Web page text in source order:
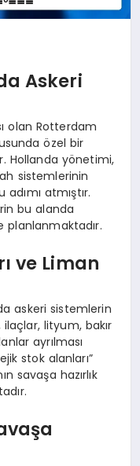
Askeri
olan Rotterdam
özel bir
Hollanda yönetimi,
sistemlerinin
atmıştır.
bu alanda
ve Liman
askeri sistemlerin
ilaçlar, lityum, bakır
ayrılması
stok alanları”
savaşa hazırlık